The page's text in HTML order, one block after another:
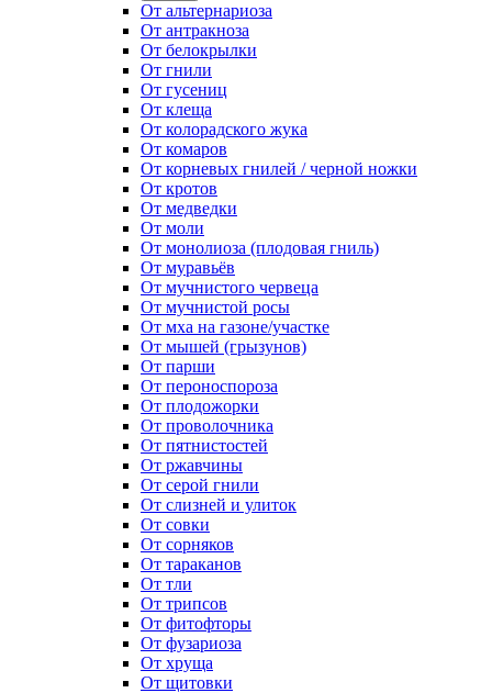
От альтернариоза
От антракноза
От белокрылки
От гнили
От гусениц
От клеща
От колорадского жука
От комаров
От корневых гнилей / черной ножки
От кротов
От медведки
От моли
От монолиоза (плодовая гниль)
От муравьёв
От мучнистого червеца
От мучнистой росы
От мха на газоне/участке
От мышей (грызунов)
От парши
От пероноспороза
От плодожорки
От проволочника
От пятнистостей
От ржавчины
От серой гнили
От слизней и улиток
От совки
От сорняков
От тараканов
От тли
От трипсов
От фитофторы
От фузариоза
От хруща
От щитовки